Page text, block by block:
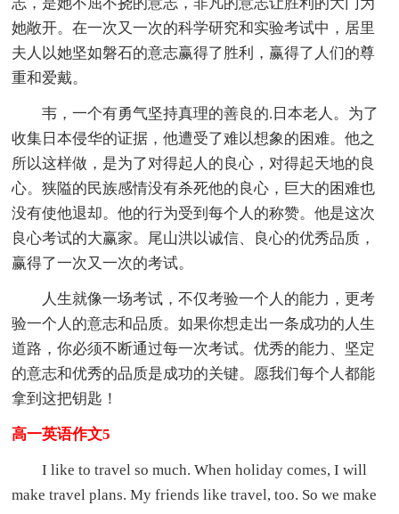
她敞开。在一次又一次的科学研究和实验考试中，居里
夫人以她坚如磐石的意志赢得了胜利，赢得了人们的尊
重和爱戴。
韦，一个有勇气坚持真理的善良的.日本老人。为了
收集日本侵华的证据，他遭受了难以想象的困难。他之
所以这样做，是为了对得起人的良心，对得起天地的良
心。狭隘的民族感情没有杀死他的良心，巨大的困难也
没有使他退却。他的行为受到每个人的称赞。他是这次
良心考试的大赢家。尾山洪以诚信、良心的优秀品质，
赢得了一次又一次的考试。
人生就像一场考试，不仅考验一个人的能力，更考
验一个人的意志和品质。如果你想走出一条成功的人生
道路，你必须不断通过每一次考试。优秀的能力、坚定
的意志和优秀的品质是成功的关键。愿我们每个人都能
拿到这把钥匙！
高一英语作文5
I like to travel so much. When holiday comes, I will
make travel plans. My friends like travel, too. So we make